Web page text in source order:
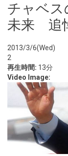
チャベ
未来 追
2013/3/6(Wed)
2
再生時間: 13分
Video Image: